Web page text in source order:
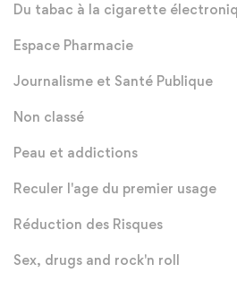
Du tabac à la cigarette
Espace Pharmacie
Journalisme et Santé Publique
Non classé
Peau et addictions
Reculer l'age du premier usage
Réduction des Risques
Sex, drugs and rock'n roll